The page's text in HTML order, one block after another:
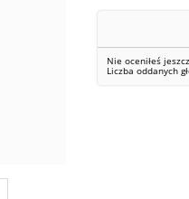
Nie oceniłeś
Liczba oddanych